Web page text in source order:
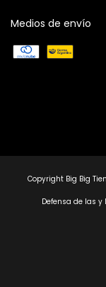
Medios de envío
Copyright Big Big
Defensa de las